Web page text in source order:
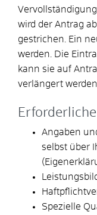
wird der Antrag
gestrichen. Ein
werden. Die
kann sie auf
verlängert werden.
Angaben
selbst über
Spezielle